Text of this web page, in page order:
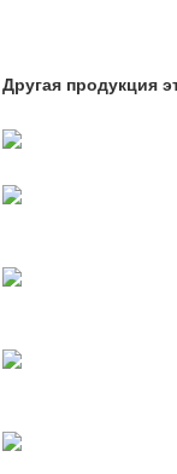
Другая продукция